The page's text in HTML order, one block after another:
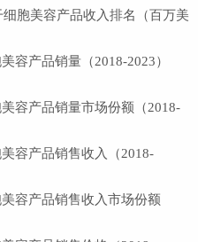
胞美容产品收入排名（百万美
容产品销量（2018-2023）
容产品销量市场份额（2018-
容产品销售收入（2018-
容产品销售收入市场份额